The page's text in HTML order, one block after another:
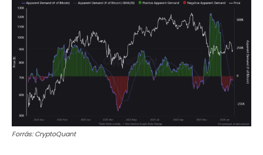
Forrás: CryptoQuant